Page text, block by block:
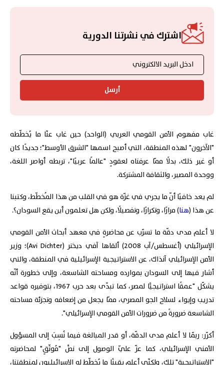
اشترك في نشرتنا الدورية
أرسل
غاب مفهوم الأمن القومي العربي (الواحد) حين غاب عنّا ما يُخطّطه
"الآخرون" لهذه المنطقة، التي أصبح اسمها "الشرق الأوسط"؛ جديدًا كان
أو غير ذلك، بدلًا ممّا عرفناه لعقودٍ "عالمًا عربيًا"، تربطه أواصر اللغة،
ووحدة المصير، والثقافة المشتركة.
لم يعد خافيًا أنّ ما يجري في غزّة هو في القلب من هذا المُخطّط، وكتبنا
عن هذا (هنا) مرارًا، وتكرارًا، وتفصيلًا، ولكن هل تعلمون أين يقع السودان؟.
لا أعلم مدى دقّة ما تسرّب عن محاضرةٍ في معهد أبحاث الأمن القومي
الإسرائيلي (أغسطس/آب 2008) ألقاها آفي ديختر (Avi Dichter)؛ وزير
الأمن الإسرائيلي آنذاك، عن الاستراتيجية الإسرائيلية في المنطقة، والتي
أشار فيها إلى السودان بموارده ومساحته الشاسعة، وإلى خطورة أنّه
يشكّل "عمقًا استراتيجيًّا لمصر، كما تبدّى بعد حرب 1967، بتوفيره قواعد
تدريب وإيواء لسلاح الجو المصري، ممّا يجعل من إضعافه وتجزئة مساحته
الشاسعة ضرورةً من ضرورات الأمن القومي الإسرائيلي".
أكرّر: ربّما لا أعلم مدى الدقّة، أو قدر المبالغة فيما نُسِبَ إلى المسؤول
الأمني الإسرائيلي، كما عزّ عليّ الوصول إلى نصٍّ "مُوثّقٍ" لمحاضرته
"الاستراتيجية" تلك، ولكنّي أعلم يقينًا ما يُخطّط له الإسرائيليون لمنطقتنا،